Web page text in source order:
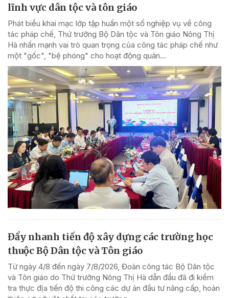
lĩnh vực dân tộc và tôn giáo
Phát biểu khai mạc lớp tập huấn một số nghiệp vụ về công
tác pháp chế, Thứ trưởng Bộ Dân tộc và Tôn giáo Nông Thị
Hà nhấn mạnh vai trò quan trọng của công tác pháp chế như
một "gốc", "bệ phóng" cho hoạt động quản...
Đẩy nhanh tiến độ xây dựng các trường học
thuộc Bộ Dân tộc và Tôn giáo
Từ ngày 4/8 đến ngày 7/8/2026, Đoàn công tác Bộ Dân tộc
và Tôn giáo do Thứ trưởng Nông Thị Hà dẫn đầu đã đi kiểm
tra thực địa tiến độ thi công các dự án đầu tư nâng cấp, hoàn